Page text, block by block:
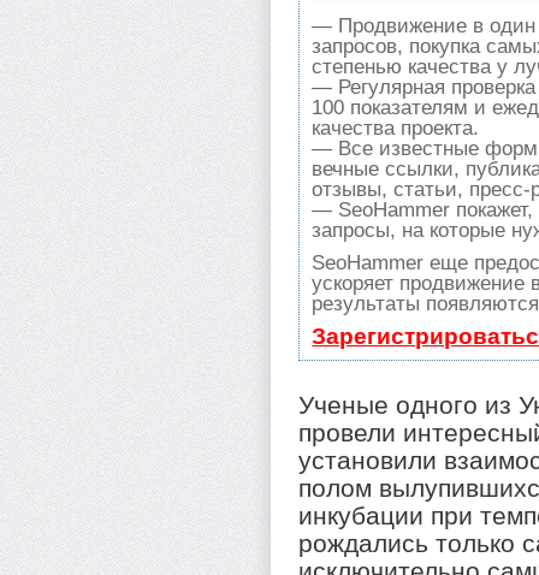
— Продвижение в один
запросов, покупка
степенью качества у
— Регулярная
100 показателям и
качества проекта.
— Все известные
вечные ссылки,
отзывы, статьи, пресс-
— SeoHammer
запросы, на которые
SeoHammer еще
ускоряет продвижение
результаты
Ученые одного из
провели
установили
полом
инкубации при
рождались только